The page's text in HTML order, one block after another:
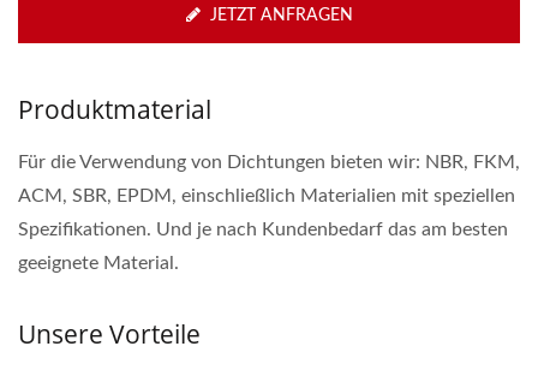
JETZT ANFRAGEN
Produktmaterial
Für die Verwendung von Dichtungen bieten wir: NBR, FKM,
ACM, SBR, EPDM, einschließlich Materialien mit speziellen
Spezifikationen. Und je nach Kundenbedarf das am besten
geeignete Material.
Unsere Vorteile